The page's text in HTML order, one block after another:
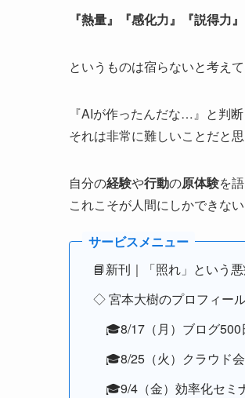
『熱量』『感化力』『説得力』
というものは宿らないと考えて
『AIが作ったんだな…』と判
それは非常に難しいことだと思
自分の経験や行動の原体験を
これこそが人間にしかできな
📘新刊｜「照れ」という
◇ 宮本大樹のプロフィー
🎓8/17（月）ブログ500
🎓8/25（火）クラウド
🎓9/4（金）効率化セミ